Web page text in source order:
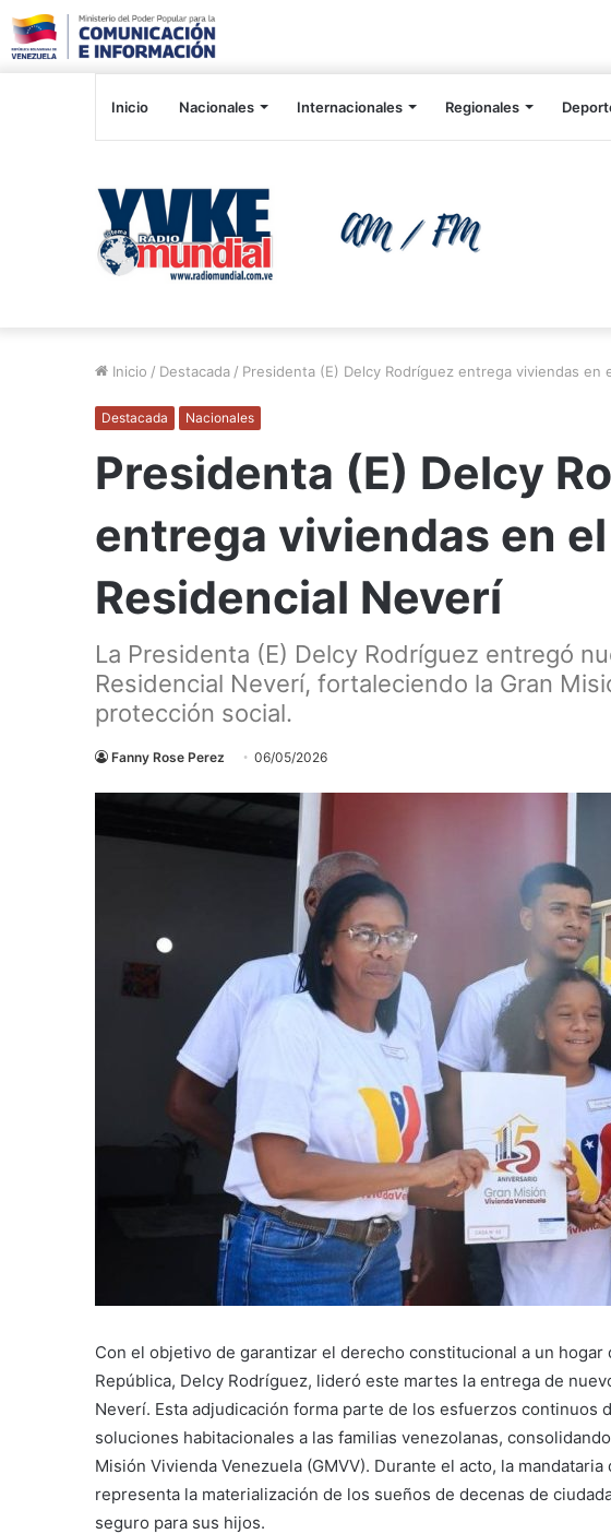
Inicio Nacionales Internacionales Regionales
Inicio / Destacada / Presidenta (E) Delcy Rodríguez entrega viviendas en
Destacada Nacionales
Presidenta (E) Delcy
entrega viviendas en
Residencial Neverí
La Presidenta (E) Delcy Rodríguez entregó
Residencial Neverí, fortaleciendo la Gran
protección social.
Fanny Rose Perez 06/05/2026
Con el objetivo de garantizar el derecho constitucional a un hogar
República, Delcy Rodríguez, lideró este martes la entrega de
Neverí. Esta adjudicación forma parte de los esfuerzos continuos
soluciones habitacionales a las familias venezolanas,
Misión Vivienda Venezuela (GMVV). Durante el acto, la
representa la materialización de los sueños de decenas de
seguro para sus hijos.